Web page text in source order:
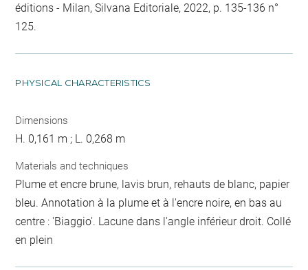
éditions - Milan, Silvana Editoriale, 2022, p. 135-136 n°
125.
PHYSICAL CHARACTERISTICS
Dimensions
H. 0,161 m ; L. 0,268 m
Materials and techniques
Plume et encre brune, lavis brun, rehauts de blanc, papier
bleu. Annotation à la plume et à l'encre noire, en bas au
centre : 'Biaggio'. Lacune dans l'angle inférieur droit. Collé
en plein